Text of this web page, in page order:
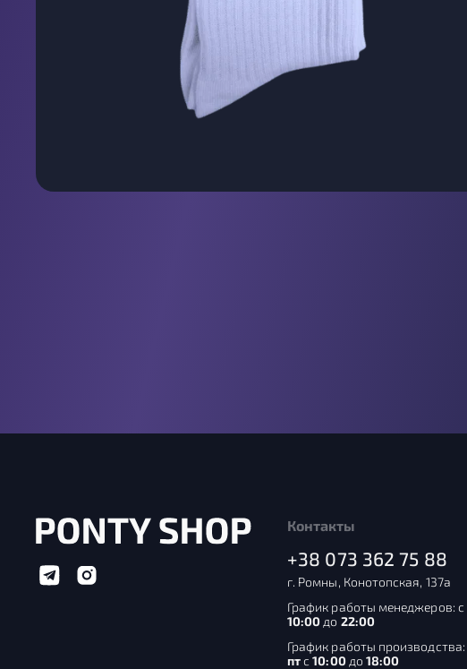
Контакты
+38 073 362 75 88
г. Ромны, Конотопская, 137а
График работы менеджеров: с
10:00 до 22:00
График работы производства:
птс10:00до 18:00